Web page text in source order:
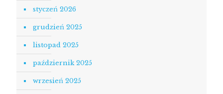
styczeń 2026
grudzień 2025
listopad 2025
październik 2025
wrzesień 2025